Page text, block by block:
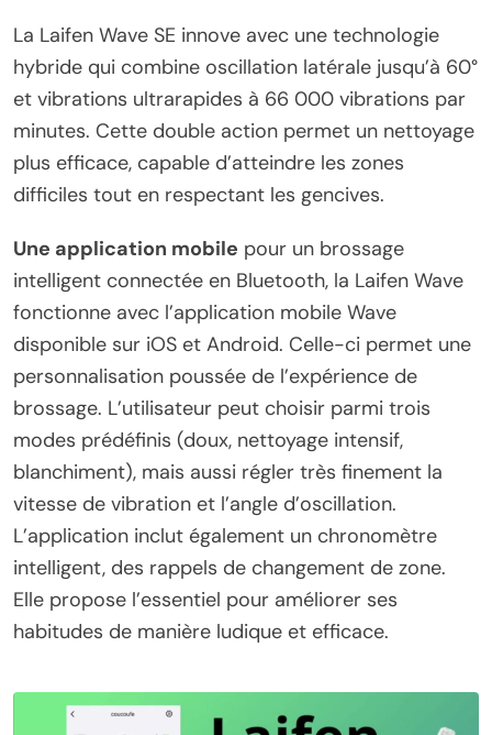
La Laifen Wave SE innove avec une technologie
hybride qui combine oscillation latérale jusqu’à 60°
et vibrations ultrarapides à 66 000 vibrations par
minutes. Cette double action permet un nettoyage
plus efficace, capable d’atteindre les zones
difficiles tout en respectant les gencives.
Une application mobile pour un brossage
intelligent connectée en Bluetooth, la Laifen Wave
fonctionne avec l’application mobile Wave
disponible sur iOS et Android. Celle-ci permet une
personnalisation poussée de l’expérience de
brossage. L’utilisateur peut choisir parmi trois
modes prédéfinis (doux, nettoyage intensif,
blanchiment), mais aussi régler très finement la
vitesse de vibration et l’angle d’oscillation.
L’application inclut également un chronomètre
intelligent, des rappels de changement de zone.
Elle propose l’essentiel pour améliorer ses
habitudes de manière ludique et efficace.